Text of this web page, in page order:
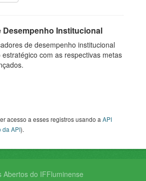
Desempenho Institucional
de desempenho institucional
com as respectivas metas
acesso a esses registros usando aAPI
da API).
Abertos do IFFluminense